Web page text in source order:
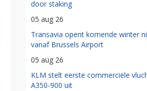
door staking
05 aug 26
Transavia opent komende winter
vanaf Brussels Airport
05 aug 26
KLM stelt eerste commerciële
A350-900 uit